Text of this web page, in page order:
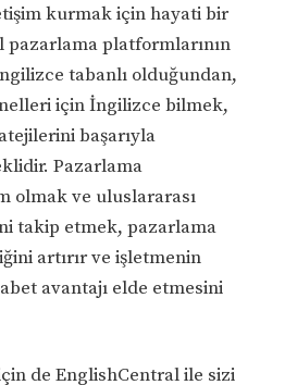
kurmak için hayati bir
pazarlama platformlarının
tabanlı olduğundan,
için İngilizce bilmek,
başarıyla
Pazarlama
olmak ve uluslararası
takip etmek, pazarlama
artırır ve işletmenin
avantajı elde etmesini
de EnglishCentral ile sizi